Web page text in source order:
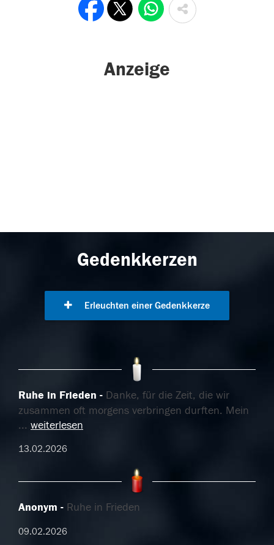
Anzeige
Gedenkkerzen
Erleuchten einer Gedenkkerze
Ruhe in Frieden
Danke, für die Zeit, die wir
zusammen oft morgens verbringen durften. Mein
... weiterlesen
13.02.2026
Anonym Ruhe in Frieden
09.02.2026